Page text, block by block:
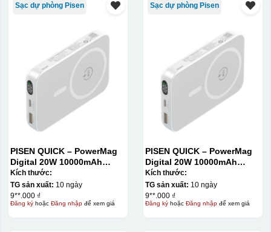
Sạc dự phòng Pisen
PISEN QUICK – PowerMag
Digital 20W 10000mAh
Power bank. White: 200pcs;
Blue: 200pcs
Kích thước:
TG sản xuất: 10 ngày
9**.000 ₫
Đăng kýhoặc Đăng nhậpđể xem giá
Sạc dự phòng Pisen
PISEN QUICK – PowerMag
Digital 20W 10000mAh
Power bank. White: 200pcs;
Blue: 200pcs
Kích thước:
TG sản xuất: 10 ngày
9**.000 ₫
Đăng kýhoặc Đăng nhậpđể xem giá